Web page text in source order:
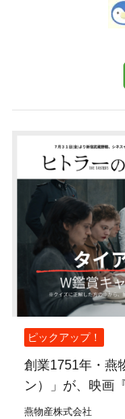
ピックアップ！
創業1751年・燕
ン）」が、映画
裁者』W鑑賞キ
燕物産株式会社